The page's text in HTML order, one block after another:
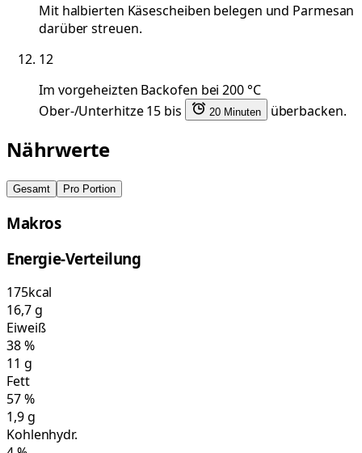
Mit halbierten Käsescheiben belegen und Parmesan
darüber streuen.
12
Im vorgeheizten Backofen bei 200 °C
Ober-/Unterhitze 15 bis
20 Minuten überbacken.
Nährwerte
Gesamt Pro Portion
Makros
Energie-Verteilung
175kcal
16,7g
Eiweiß
38%
11 g
Fett
57%
1,9g
Kohlenhydr.